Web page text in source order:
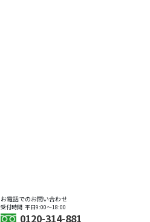
お電話でのお問い合わせ
受付時間 平日9:00〜18:00
0120-314-881